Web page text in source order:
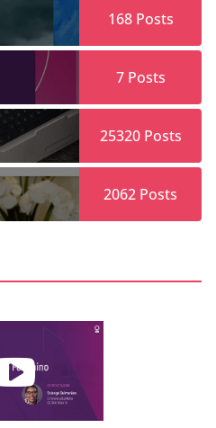
168Posts
7Posts
25320Posts
2062 Posts